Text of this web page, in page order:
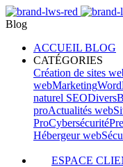
Blog
ACCUEIL BLOG
CATÉGORIES
Création de sites
webMarketing
naturel SEODivers
proActualités web
ProCybersécurité
Hébergeur web
ESPACE